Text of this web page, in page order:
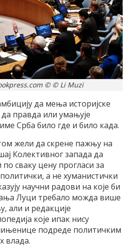
© © Li Muzi
да мења историјске
правда или умањује
Срба било где и било када.
жели да скрене пажњу на
Колективног запада да
сваку цену прогласи за
а не хуманистички
научни радови на које би
Луци требало можда више
али и редакције
које ипак нису
подреде политичким
влада.